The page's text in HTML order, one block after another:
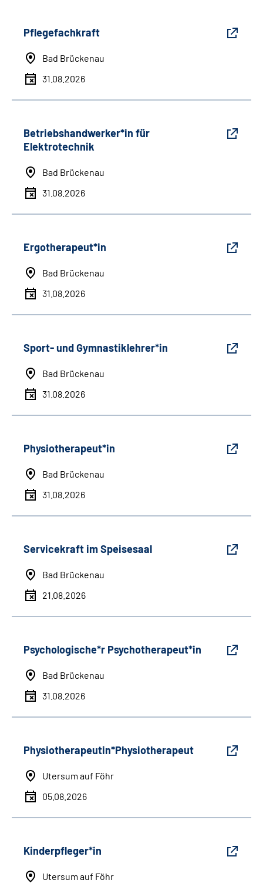
Pflegefachkraft
Bad Brückenau
31.08.2026
Betriebshandwerker*in für
Elektrotechnik
Bad Brückenau
31.08.2026
Ergotherapeut*in
Bad Brückenau
31.08.2026
Sport- und Gymnastiklehrer*in
Bad Brückenau
31.08.2026
Physiotherapeut*in
Bad Brückenau
31.08.2026
Servicekraft im Speisesaal
Bad Brückenau
21.08.2026
Psychologische*r Psychotherapeut*in
Bad Brückenau
31.08.2026
Physiotherapeutin*Physiotherapeut
Utersum auf Föhr
05.08.2026
Kinderpfleger*in
Utersum auf Föhr